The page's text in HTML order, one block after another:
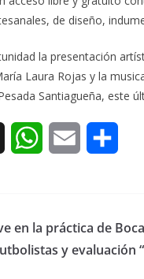
de diseño,
la presentación
Laura Rojas y la
Santiagueña, este
W
t
i
r
en la práctica de
y evaluación